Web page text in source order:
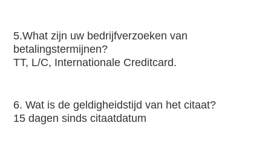
5.What zijn uw bedrijfverzoeken van
betalingstermijnen?
TT, L/C, Internationale Creditcard.
6. Wat is de geldigheidstijd van het citaat?
15 dagen sinds citaatdatum